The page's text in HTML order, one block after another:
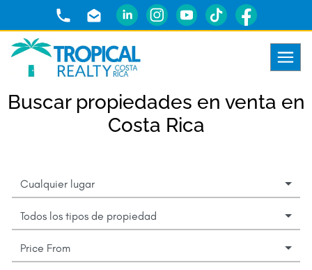
Buscar propiedades en venta en
Costa Rica
Cualquier lugar
Todos los tipos de propiedad
Price From